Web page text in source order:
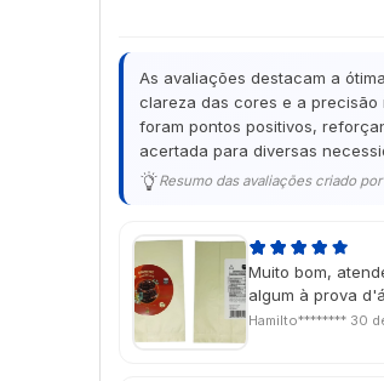
As avaliações destacam a
clareza das cores e a precisão
foram pontos positivos,
acertada para diversas
Resumo das avaliações criado por
Muito bom,
algum à prova
Hamilto******** 30